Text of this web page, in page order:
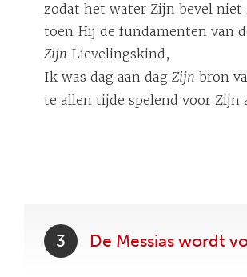
zodat het water Zijn bevel niet
toen Hij de fundamenten van
Zijn Lievelingskind,
Ik was dag aan dag Zijn bron
te allen tijde spelend voor Zijn
3 De Messias wordt